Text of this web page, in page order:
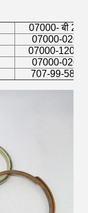
07000- बी
07000-
07000-12055
07000-
707-99-